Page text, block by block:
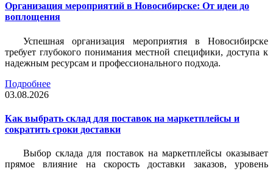
Организация мероприятий в Новосибирске: От идеи до
воплощения
Успешная организация мероприятия в Новосибирске
требует глубокого понимания местной специфики, доступа к
надежным ресурсам и профессионального подхода.
Подробнее
03.08.2026
Как выбрать склад для поставок на маркетплейсы и
сократить сроки доставки
Выбор склада для поставок на маркетплейсы оказывает
прямое влияние на скорость доставки заказов, уровень